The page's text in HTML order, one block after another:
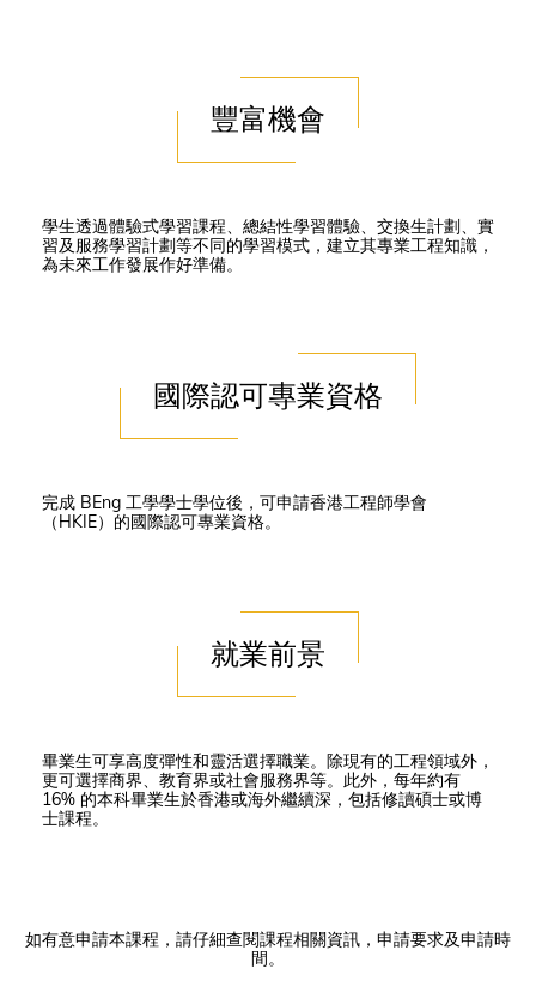
豐富機會
學生透過體驗式學習課程、總結性學習體驗、交換生計劃、實
習及服務學習計劃等不同的學習模式，建立其專業工程知識，
為未來工作發展作好準備。
國際認可專業資格
完成 BEng 工學學士學位後，可申請香港工程師學會
（HKIE）的國際認可專業資格。
就業前景
畢業生可享高度彈性和靈活選擇職業。除現有的工程領域外，
更可選擇商界、教育界或社會服務界等。此外，每年約有
16% 的本科畢業生於香港或海外繼續深，包括修讀碩士或博
士課程。
如有意申請本課程，請仔細查閱課程相關資訊，申請要求及申請時
間。